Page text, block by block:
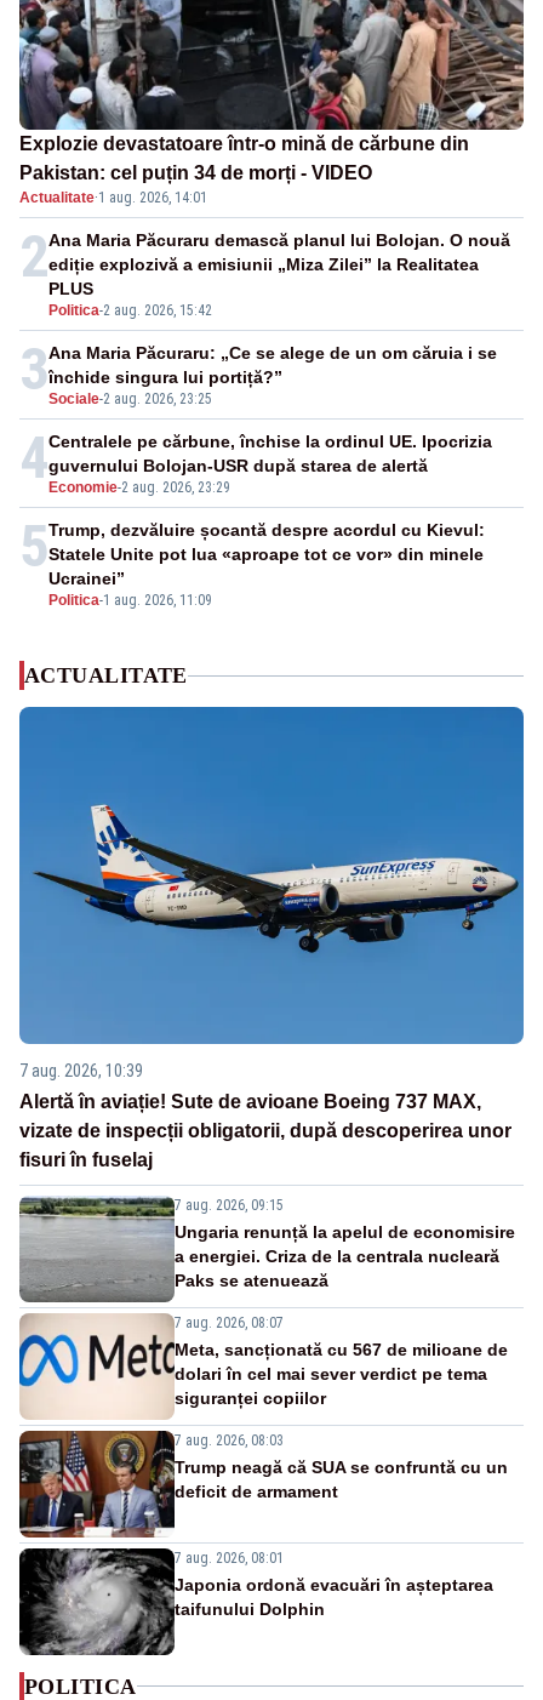
Explozie devastatoare într-o mină de cărbune din
Pakistan: cel puțin 34 de morți - VIDEO
Actualitate·1 aug. 2026, 14:01
2
Politica-2 aug. 2026, 15:42
Ana Maria Păcuraru demască planul lui Bolojan. O nouă
ediție explozivă a emisiunii „Miza Zilei” la Realitatea
PLUS
3Sociale-2 aug. 2026, 23:25
Ana Maria Păcuraru: „Ce se alege de un om căruia i se
închide singura lui portiță?”
4 Economie-2 aug. 2026, 23:29
Centralele pe cărbune, închise la ordinul UE. Ipocrizia
guvernului Bolojan-USR după starea de alertă
5
Politica-1 aug. 2026, 11:09
Trump, dezvăluire șocantă despre acordul cu Kievul:
Statele Unite pot lua «aproape tot ce vor» din minele
Ucrainei”
ACTUALITATE
7 aug. 2026, 10:39
Alertă în aviație! Sute de avioane Boeing 737 MAX,
vizate de inspecții obligatorii, după descoperirea unor
fisuri în fuselaj
7 aug. 2026, 09:15
Ungaria renunță la apelul de economisire
a energiei. Criza de la centrala nucleară
Paks se atenuează
7 aug. 2026, 08:07
Meta, sancționată cu 567 de milioane de
dolari în cel mai sever verdict pe tema
siguranței copiilor
7 aug. 2026, 08:03
Trump neagă că SUA se confruntă cu un
deficit de armament
7 aug. 2026, 08:01
Japonia ordonă evacuări în așteptarea
taifunului Dolphin
POLITICA